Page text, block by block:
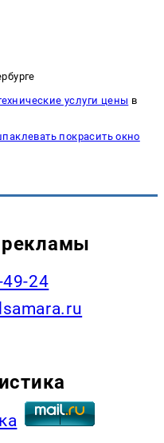
услуги цены в
покрасить окно
24